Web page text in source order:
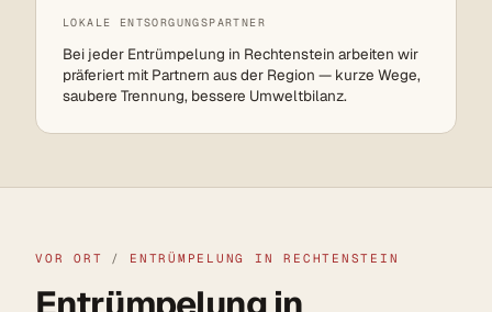
LOKALE ENTSORGUNGSPARTNER
Bei jeder Entrümpelung in Rechtenstein arbeiten wir
präferiert mit Partnern aus der Region — kurze Wege,
saubere Trennung, bessere Umweltbilanz.
VOR ORT / ENTRÜMPELUNG IN RECHTENSTEIN